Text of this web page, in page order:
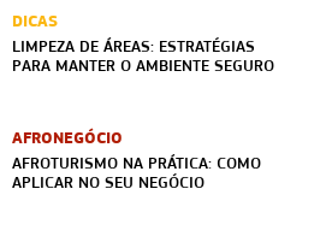
DICAS
LIMPEZA DE ÁREAS: ESTRATÉGIAS
PARA MANTER O AMBIENTE SEGURO
AFRONEGÓCIO
AFROTURISMO NA PRÁTICA: COMO
APLICAR NO SEU NEGÓCIO